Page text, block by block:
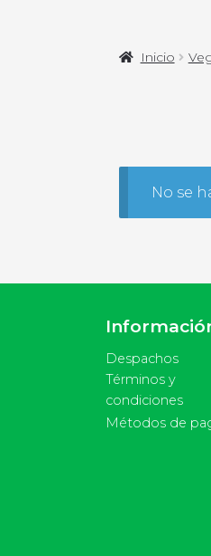
Inicio
No se
Despachos
Términos y
condiciones
Métodos de